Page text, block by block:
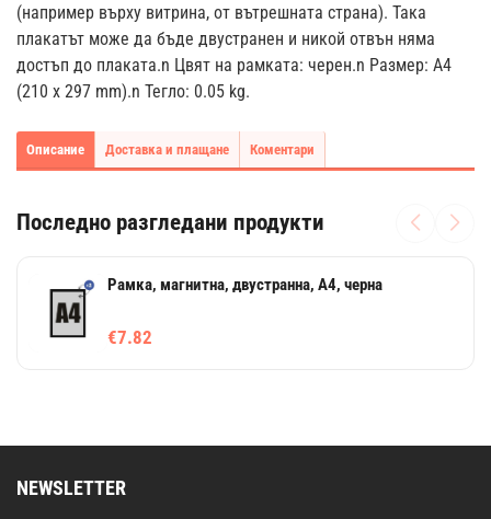
(например върху витрина, от вътрешната страна). Така
плакатът може да бъде двустранен и никой отвън няма
достъп до плаката.n Цвят на рамката: черен.n Размер: А4
(210 х 297 mm).n Тегло: 0.05 kg.
Описание Доставка и плащане Коментари
Последно разгледани продукти
Рамка, магнитна, двустранна, A4, черна
€7.82
NEWSLETTER